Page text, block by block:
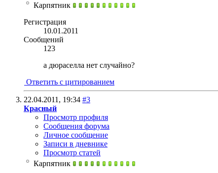
Карпятник
Регистрация
10.01.2011
Сообщений
123
а дюраселла нет случайно?
Ответить с цитированием
22.04.2011, 19:34 #3
Красный
Просмотр профиля
Сообщения форума
Личное сообщение
Записи в дневнике
Просмотр статей
Карпятник